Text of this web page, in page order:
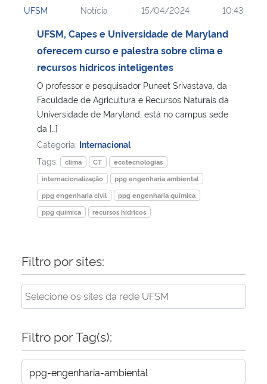
Ministério da Cidadania
Ministério da Saúde
Ministério de Minas e Energia
Ministério da Ciência, Tecnologia, Inovações e Comunicações
Ministério do Turismo
Ministério do Desenvolvimento Regional
Ministério da Mulher, da Família e dos Direitos Humanos
Secretaria-Geral
Gabinete de Segurança Institucional
UFSM Notícia 15/04/2024 10:43
UFSM, Capes e Universidade de Maryland
oferecem curso e palestra sobre clima e
recursos hídricos inteligentes
O professor e pesquisador Puneet Srivastava, da
Faculdade de Agricultura e Recursos Naturais da
Universidade de Maryland, está no campus sede
da […]
Categoria: Internacional
Tags:
clima CT
ecotecnologias
internacionalização
ppg engenharia ambiental
ppg engenharia civil
ppg engenharia química
ppg química
recursos hídricos
Filtro por sites:
Filtro por Tag(s):